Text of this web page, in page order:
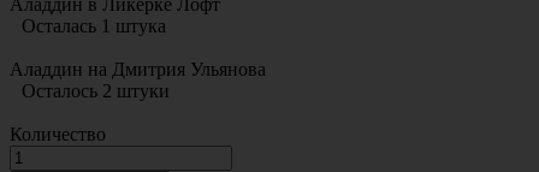
Осталась 1 штука
Аладдин на Дмитрия Ульянова
Осталось 2 штуки
Количество